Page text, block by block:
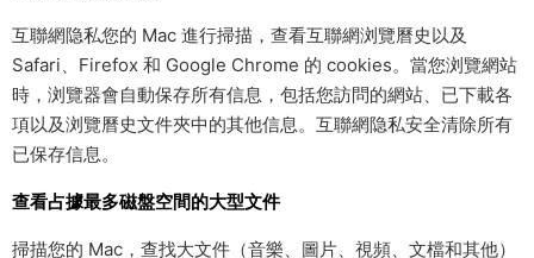
互聯網隐私您的 Mac 進行掃描，查看互聯網浏覽曆史以及
Safari、Firefox 和 Google Chrome 的 cookies。當您浏覽網站
時，浏覽器會自動保存所有信息，包括您訪問的網站、已下載各
項以及浏覽曆史文件夾中的其他信息。互聯網隐私安全清除所有
已保存信息。
查看占據最多磁盤空間的大型文件
掃描您的 Mac，查找大文件（音樂、圖片、視頻、文檔和其他）